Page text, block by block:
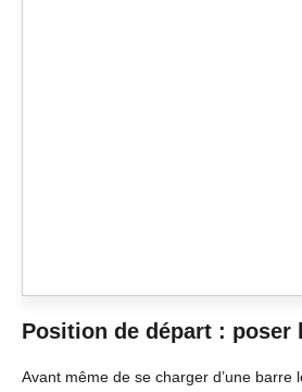
Position de départ : poser
Avant même de se charger d’une barre